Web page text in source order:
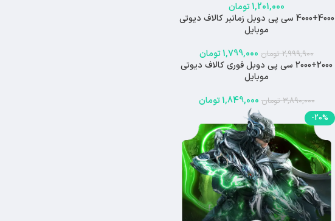
1,201,000تومان
-40%
4000+4000 سی پی دوبل زمانبر کالاف دیوتی
موبایل
2,999,900 تومان 1,799,000تومان
-52%
2000+2000 سی پی دوبل فوری کالاف دیوتی
موبایل
3,890,000 تومان 1,849,000تومان
-20%